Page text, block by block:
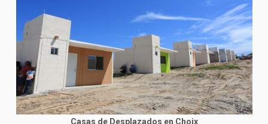
Casas de Desplazados en Choix